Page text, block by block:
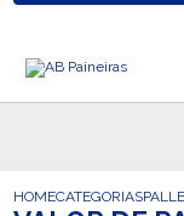
HOMECATEGORIAS